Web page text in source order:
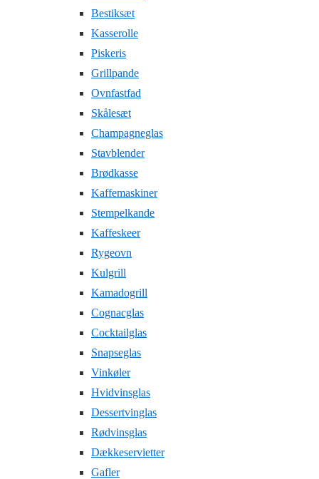
Bestiksæt
Kasserolle
Piskeris
Grillpande
Ovnfastfad
Skålesæt
Champagneglas
Stavblender
Brødkasse
Kaffemaskiner
Stempelkande
Kaffeskeer
Rygeovn
Kulgrill
Kamadogrill
Cognacglas
Cocktailglas
Snapseglas
Vinkøler
Hvidvinsglas
Dessertvinglas
Rødvinsglas
Dækkeservietter
Gafler